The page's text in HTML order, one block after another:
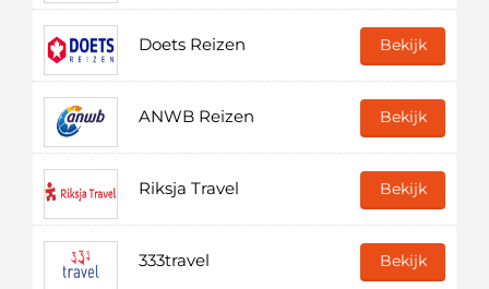
Doets Reizen Bekijk
ANWB Reizen Bekijk
Riksja Travel Bekijk
333travel Bekijk